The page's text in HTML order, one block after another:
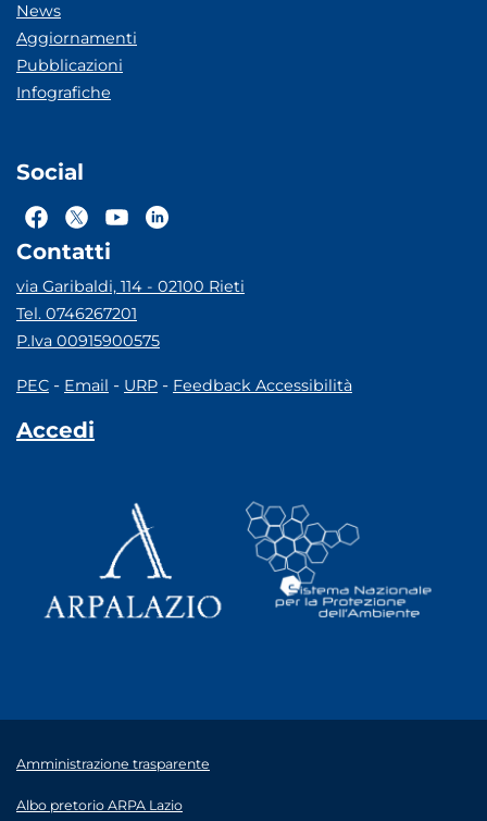
News
Aggiornamenti
Pubblicazioni
Infografiche
Social
Contatti
via Garibaldi, 114 - 02100 Rieti
Tel. 0746267201
P.Iva 00915900575
PEC - Email - URP - Feedback Accessibilità
Accedi
Amministrazione trasparente
Albo pretorio ARPA Lazio